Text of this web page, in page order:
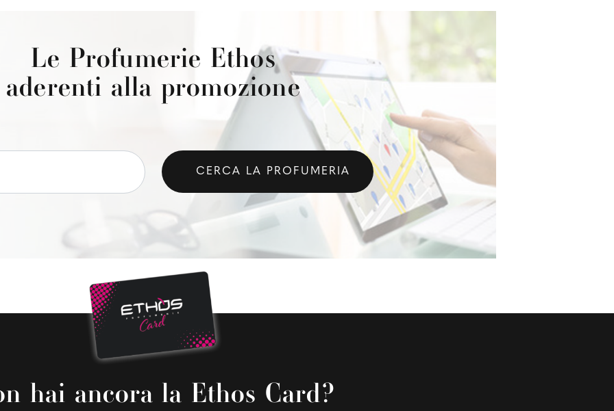
Le Profumerie Ethos
aderenti alla promozione
CERCA LA PROFUMERIA
hai ancora la Ethos Card?